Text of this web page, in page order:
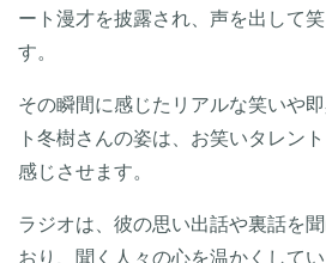
ート漫才を披露され、声を出して
す。
その瞬間に感じたリアルな笑いや
ト冬樹さんの姿は、お笑いタレン
感じさせます。
ラジオは、彼の思い出話や裏話を
おり、聞く人々の心を温かくしてい